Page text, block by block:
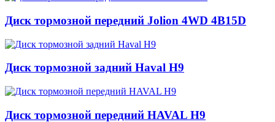
Диск тормозной передний Jolion 4WD 4B15D
Диск тормозной задний Haval H9
Диск тормозной передний HAVAL H9